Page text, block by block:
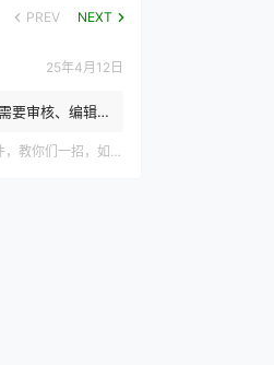
PREV NEXT
25年4月12日
要审核、编辑或
，如何30s里计算temu利润数据